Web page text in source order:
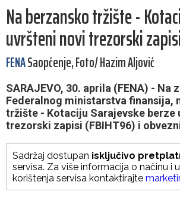
Na berzansko tržište -
uvršteni novi trezorski
FENASaopćenje, Foto/ Hazim Aljović
SARAJEVO, 30. aprila (FENA) - Na
Federalnog ministarstva finansija,
tržište - Kotaciju Sarajevske berze
trezorski zapisi (FBIHT96) i
Sadržaj dostupan isključivo
servisa. Za više informacija o načinu i
korištenja servisa kontaktirajte